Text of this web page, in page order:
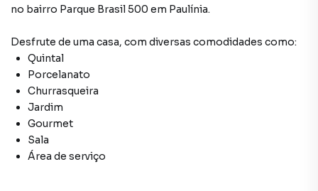
no bairro Parque Brasil 500 em Paulínia.
Desfrute de uma casa, com diversas comodidades como:
Quintal
Porcelanato
Churrasqueira
Jardim
Gourmet
Sala
Área de serviço